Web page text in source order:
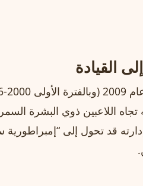
القيادة
اللاعبين ذوي البشرة
قد تحول إلى